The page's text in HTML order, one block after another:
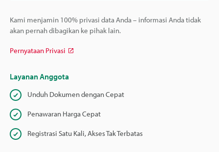
Kami menjamin 100% privasi data Anda – informasi Anda tidak
akan pernah dibagikan ke pihak lain.
Pernyataan Privasi
Layanan Anggota
Unduh Dokumen dengan Cepat
Penawaran Harga Cepat
Registrasi Satu Kali, Akses Tak Terbatas